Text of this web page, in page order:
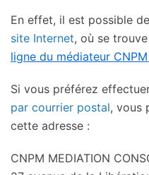
En effet, il est possible
site Internet, où se
ligne du médiateur
Si vous préférez
par courrier postal, vous
cette adresse :
CNPM MEDIATION